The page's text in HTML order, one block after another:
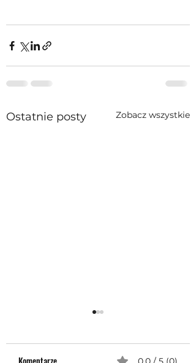
Ostatnie posty Zobacz wszystkie